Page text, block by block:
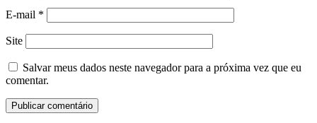
E-mail *
Site
Salvar meus dados neste navegador para a próxima vez que eu
comentar.